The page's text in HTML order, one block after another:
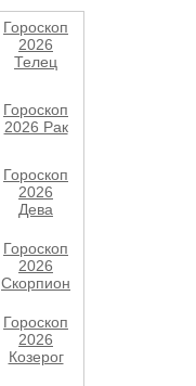
Гороскоп
2026
Телец
Гороскоп
2026 Рак
Гороскоп
2026
Дева
Гороскоп
2026
Скорпион
Гороскоп
2026
Козерог